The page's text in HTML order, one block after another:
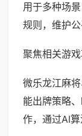
用于多种场
规则，维护公
聚焦相关游戏
微乐龙江麻
能出牌策略
作，通过AI算